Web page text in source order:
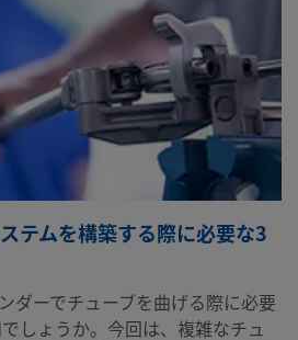
テムを構築する際に必要な3
ダーでチューブを曲げる際に必要
しょうか。今回は、複雑なチュ